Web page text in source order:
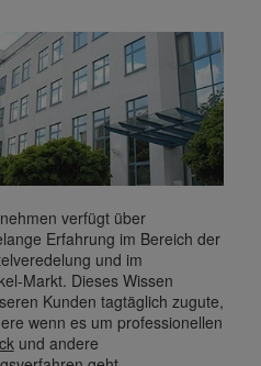
verfügt über
Erfahrung im Bereich der
und im
Markt. Dieses Wissen
Kunden tagtäglich zugute,
wenn es um professionellen
und andere